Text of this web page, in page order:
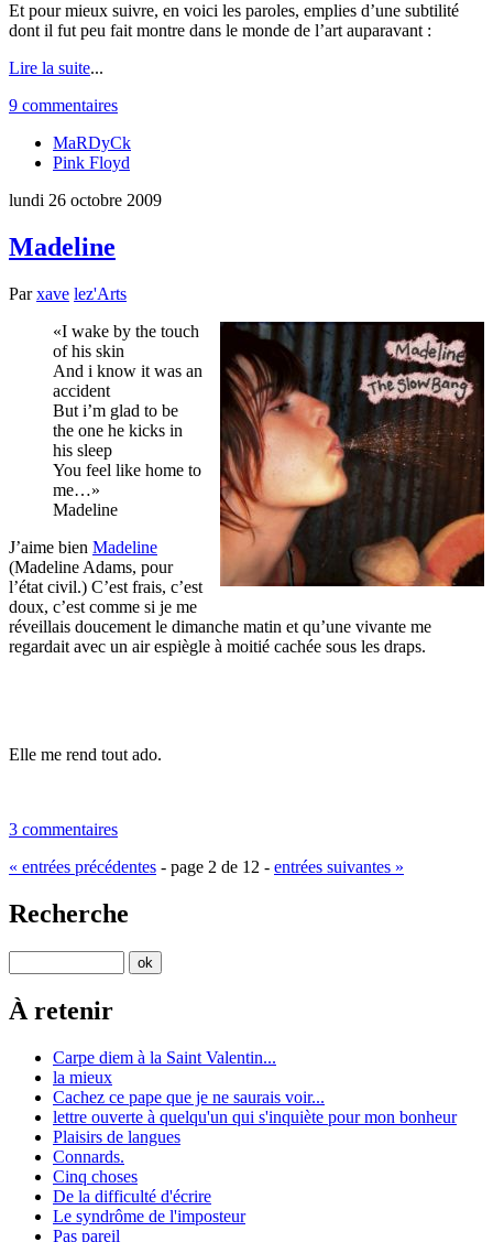
Et pour mieux suivre, en voici les paroles, emplies d’une subtilité
dont il fut peu fait montre dans le monde de l’art auparavant :
Lire la suite...
9 commentaires
MaRDyCk
Pink Floyd
lundi 26 octobre 2009
Madeline
Parxave lez'Arts
I wake by the touch
of his skin
And i know it was an
accident
But i’m glad to be
the one he kicks in
his sleep
You feel like home to
me…
Madeline
J’aime bien Madeline
(Madeline Adams, pour
l’état civil.) C’est frais, c’est
doux, c’est comme si je me
réveillais doucement le dimanche matin et qu’une vivante me
regardait avec un air espiègle à moitié cachée sous les draps.
Elle me rend tout ado.
3 commentaires
« entrées précédentes - page 2 de 12 - entrées suivantes »
Recherche
À retenir
Carpe diem à la Saint Valentin...
la mieux
Cachez ce pape que je ne saurais voir...
lettre ouverte à quelqu'un qui s'inquiète pour mon bonheur
Plaisirs de langues
Connards.
Cinq choses
De la difficulté d'écrire
Le syndrôme de l'imposteur
Pas pareil